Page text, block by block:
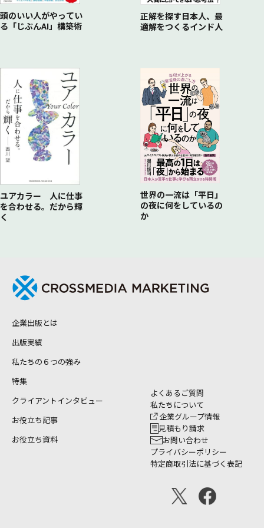
頭のいい人がやってい
る「じぶんAI」構築術
正解を探す日本人、最
適解をつくるインド人
ユアカラー 人に仕事
を合わせる。だから輝
く
世界の一流は「平日」
の夜に何をしているの
か
企業出版とは
出版実績
私たちの６つの強み
特集
クライアントインタビュー
お役立ち記事
お役立ち資料
よくあるご質問
私たちについて
企業グループ情報
見積もり請求
お問い合わせ
プライバシーポリシー
特定商取引法に基づく表記